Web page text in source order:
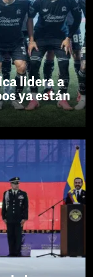
lidera a
ya están